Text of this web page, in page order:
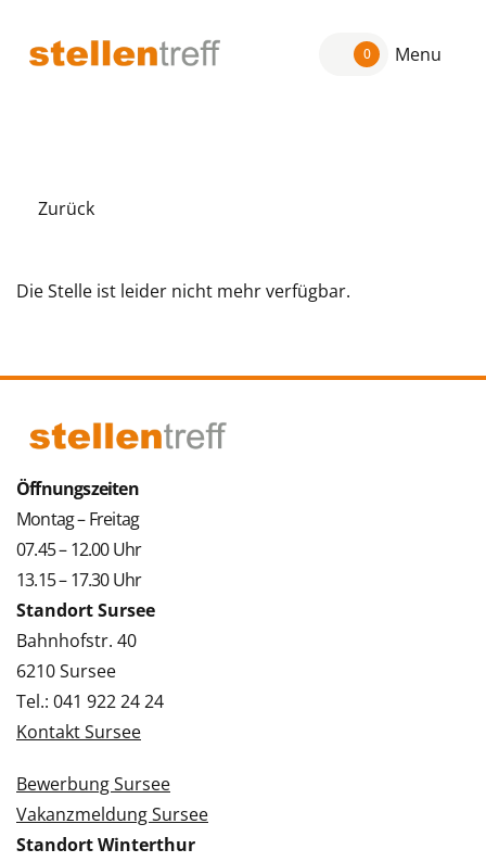
0 Menu
Zurück
Die Stelle ist leider nicht mehr verfügbar.
Öffnungszeiten
Montag – Freitag
07.45 – 12.00 Uhr
13.15 – 17.30 Uhr
Standort Sursee
Bahnhofstr. 40
6210 Sursee
Tel.: 041 922 24 24
Kontakt Sursee
Bewerbung Sursee
Vakanzmeldung Sursee
Standort Winterthur